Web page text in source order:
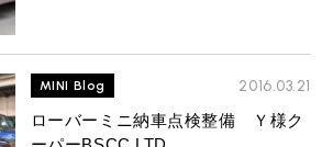
MINI Blog
2016.03.21
ローバーミニ納車点検整備 Ｙ様ク